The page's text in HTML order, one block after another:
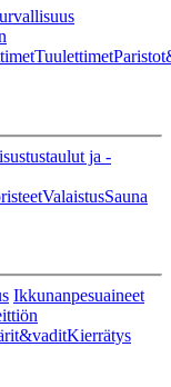
Tuulettimet
ja -
ValaistusSauna
Ikkunanpesuaineet
Kierrätys